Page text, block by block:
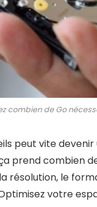
combien de Go
peut vite
prend combien
résolution, le
votre